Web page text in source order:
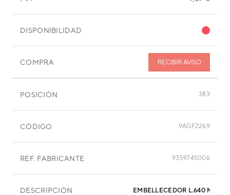
DISPONIBILIDAD
COMPRA RECIBIR AVISO
POSICIÓN 383
CÓDIGO 9AGF2269
REF. FABRICANTE 9359745006
DESCRIPCIÓN EMBELLECEDOR L.640 MM